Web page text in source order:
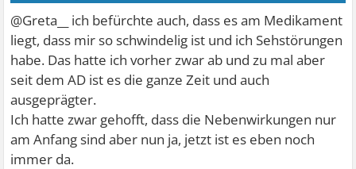
@Greta__ ich befürchte auch, dass es am Medikament
liegt, dass mir so schwindelig ist und ich Sehstörungen
habe. Das hatte ich vorher zwar ab und zu mal aber
seit dem AD ist es die ganze Zeit und auch
ausgeprägter.
Ich hatte zwar gehofft, dass die Nebenwirkungen nur
am Anfang sind aber nun ja, jetzt ist es eben noch
immer da.